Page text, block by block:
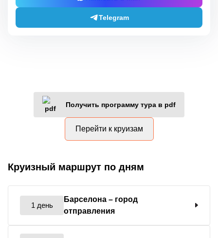
Telegram
Получить программу тура в pdf
Перейти к круизам
Круизный маршрут по дням
1 день
Барселона – город
отправления